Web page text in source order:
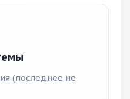
(последнее не